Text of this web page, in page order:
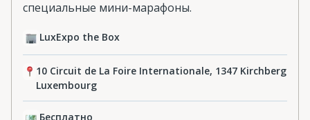
специальные мини-марафоны.
LuxExpo the Box
10 Circuit de La Foire Internationale, 1347 Kirchberg
Luxembourg
Бесплатно